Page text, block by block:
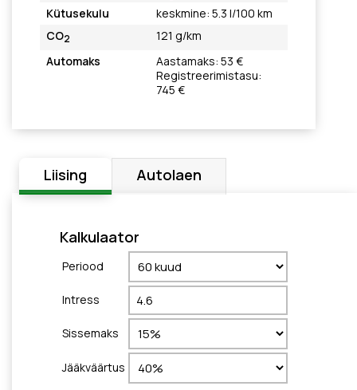
Kütusekulu
keskmine: 5.3 l/100 km
CO2
121 g/km
Automaks
Aastamaks: 53 €
Registreerimistasu:
745 €
Liising Autolaen
Kalkulaator
Periood
Intress
Sissemaks
Jääkväärtus